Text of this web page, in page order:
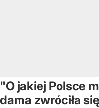
"O jakiej Polsce
dama zwróciła